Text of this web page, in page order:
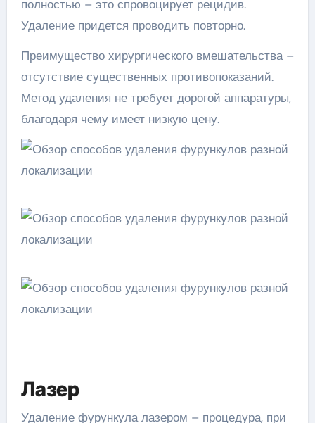
полностью – это спровоцирует рецидив.
Удаление придется проводить повторно.
Преимущество хирургического вмешательства –
отсутствие существенных противопоказаний.
Метод удаления не требует дорогой аппаратуры,
благодаря чему имеет низкую цену.
Лазер
Удаление фурункула лазером – процедура, при